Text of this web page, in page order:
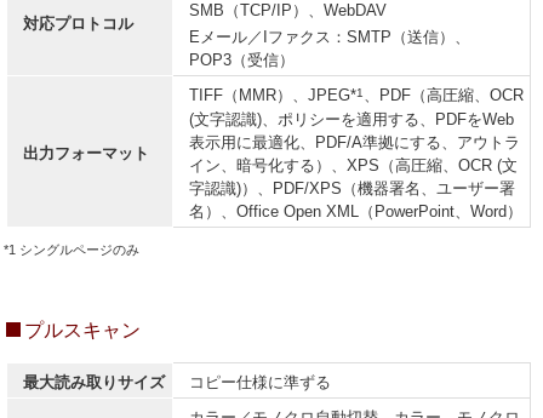
対応プロトコル
SMB（TCP/IP）、WebDAV
Eメール／Iファクス：SMTP（送信）、
POP3（受信）
出力フォーマット
TIFF（MMR）、JPEG*1 、PDF（高圧縮、OCR
(文字認識)、ポリシーを適用する、PDFをWeb
表示用に最適化、PDF/A準拠にする、アウトラ
イン、暗号化する）、XPS（高圧縮、OCR (文
字認識)）、PDF/XPS（機器署名、ユーザー署
名）、Office Open XML（PowerPoint、Word）
*1 シングルページのみ
プルスキャン
最大読み取りサイズ コピー仕様に準ずる